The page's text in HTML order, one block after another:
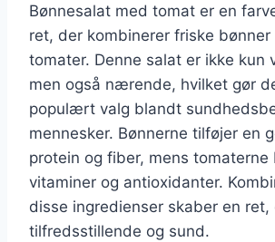
Bønnesalat med tomat er en
ret, der kombinerer friske
tomater. Denne salat er ikke kun
men også nærende, hvilket gør
populært valg blandt
mennesker. Bønnerne tilføjer en
protein og fiber, mens tomaterne
vitaminer og antioxidanter.
disse ingredienser skaber en
tilfredsstillende og sund.